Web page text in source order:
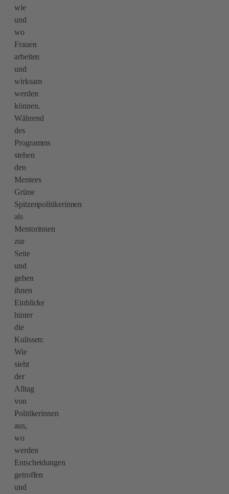
wie
und
wo
Frauen
arbeiten
und
wirksam
werden
können.
Während
des
Programms
stehen
den
Mentees
Grüne
Spitzenpolitikerinnen
als
Mentorinnen
zur
Seite
und
geben
ihnen
Einblicke
hinter
die
Kulissen:
Wie
sieht
der
Alltag
von
Politikerinnen
aus,
wo
werden
Entscheidungen
getroffen
und